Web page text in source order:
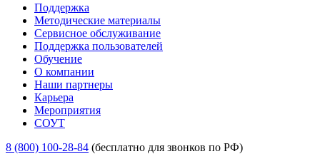
Поддержка
Методические материалы
Сервисное обслуживание
Поддержка пользователей
Обучение
О компании
Наши партнеры
Карьера
Мероприятия
СОУТ
8 (800) 100-28-84 (бесплатно для звонков по РФ)